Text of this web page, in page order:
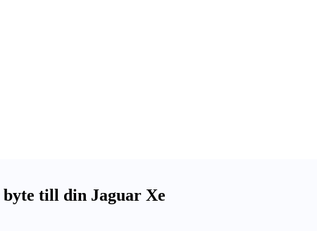
till din Jaguar Xe